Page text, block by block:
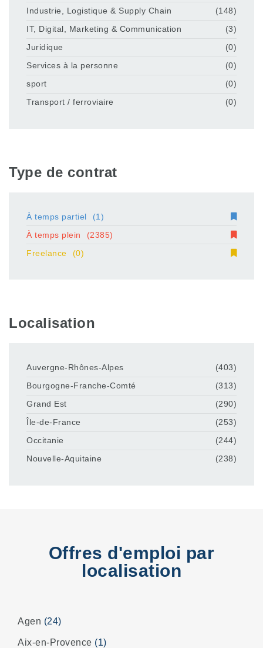
Industrie, Logistique & Supply Chain
(148)
IT, Digital, Marketing & Communication
(3)
Juridique
(0)
Services à la personne
(0)
sport
(0)
Transport / ferroviaire
(0)
Type de contrat
À temps partiel
(1)
À temps plein
(2385)
Freelance
(0)
Localisation
Auvergne-Rhônes-Alpes
(403)
Bourgogne-Franche-Comté
(313)
Grand Est
(290)
Île-de-France
(253)
Occitanie
(244)
Nouvelle-Aquitaine
(238)
Offres d'emploi par
localisation
Agen (24)
Aix-en-Provence (1)